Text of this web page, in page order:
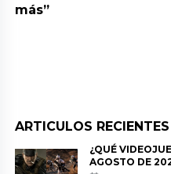
más”
ARTICULOS RECIENTES
¿QUÉ
AGOSTO DE